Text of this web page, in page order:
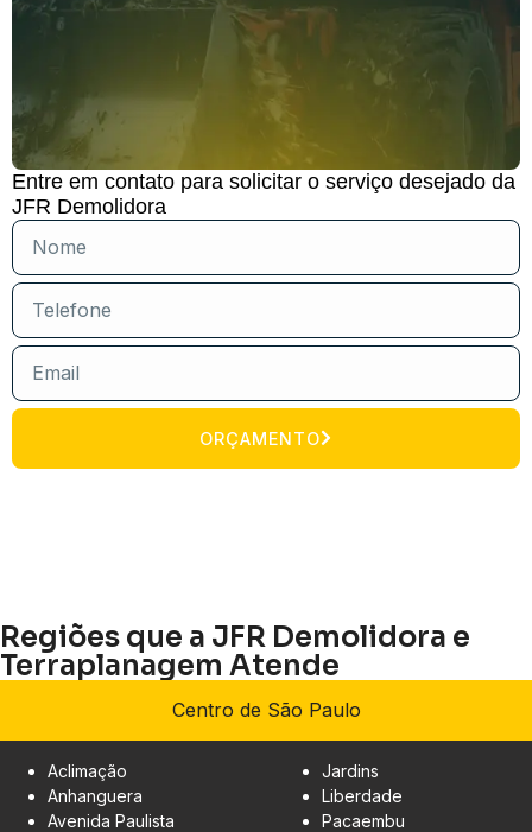
Entre em contato para solicitar o serviço desejado da
JFR Demolidora
ORÇAMENTO
Regiões que a JFR Demolidora e
Terraplanagem Atende
Centro de São Paulo
Aclimação
Anhanguera
Avenida Paulista
Jardins
Liberdade
Pacaembu